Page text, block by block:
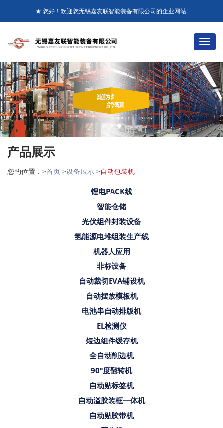
★ 您好！欢迎您无锡嘉友联智能装备有限公司的企业网站!
切
换
导
航
产品展示
您的位置：>首页 >设备展示 >自动包装机
锂电PACK线
智能仓储
光伏组件封装设备
氢能源电堆组装生产线
机器人应用
非标设备
自动裁切EVA铺设机
自动摆放模板机
电池串自动排版机
EL检测仪
短边组件缓存机
全自动削边机
90°度翻转机
自动贴标签机
自动溢胶装框一体机
自动贴胶带机